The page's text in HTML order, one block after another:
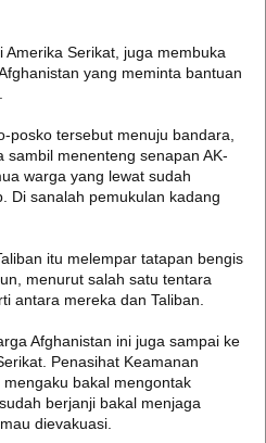
Serikat, juga membuka
yang meminta bantuan
posko tersebut menuju bandara,
sambil menenteng senapan AK-
warga yang lewat sudah
Di sanalah pemukulan kadang
itu melempar tatapan bengis
menurut salah satu tentara
antara mereka dan Taliban.
Afghanistan ini juga sampai ke
Penasihat Keamanan
bakal mengontak
berjanji bakal menjaga
dievakuasi.